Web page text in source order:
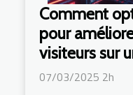
Comment
pour
visiteurs sur
07/03/2025 2h